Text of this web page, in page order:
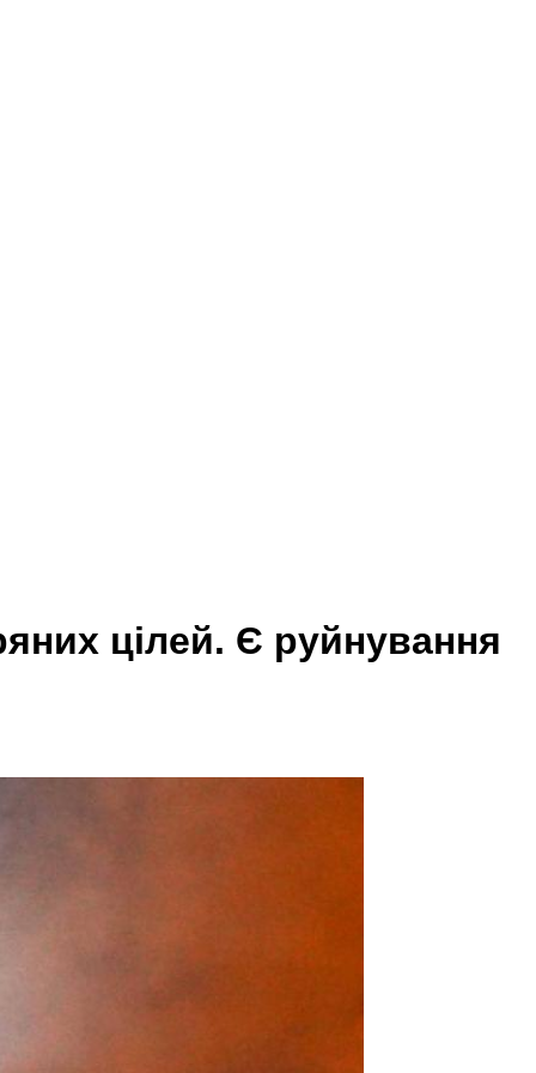
цілей. Є руйнування